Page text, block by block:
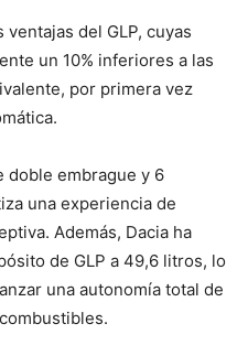
del GLP, cuyas
un 10% inferiores a las
por primera vez
doble embrague y 6
una experiencia de
Además, Dacia ha
de GLP a 49,6 litros, lo
una autonomía total de